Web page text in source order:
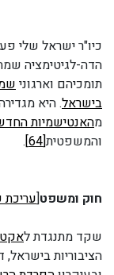
כיו"ר ישראל שלי
הדה-לגיטימציה
תומכיהם וארגוני
בישראל. היא
מהאנטישמיות
והמשפטית[64]
.
חוק ומשפט[עריכת
שקד מתנגדת ל
הציבוריות